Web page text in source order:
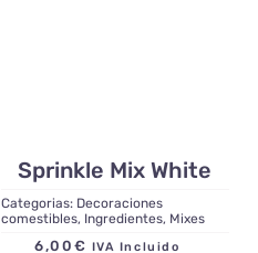
Sprinkle Mix White
Categorias: Decoraciones
comestibles, Ingredientes, Mixes
6,00 € IVA Incluido